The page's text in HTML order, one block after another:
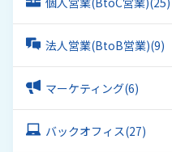
法人営業(BtoB営業)(9)
マーケティング(6)
バックオフィス(27)